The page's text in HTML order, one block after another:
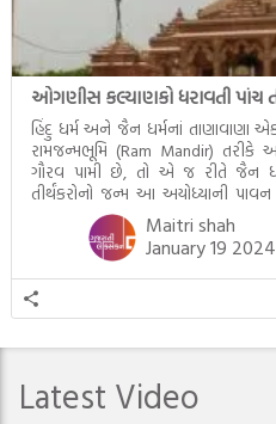
હિંદુ ધર્મ અને જૈન ધર્મનાં તાણાવાણા
રામજન્મભૂમિ (Ram Mandir) તરીકે
ગૌરવ પામી છે, તો એ જ રીતે જૈન
તીર્થંકરોનો જન્મ આ અયોધ્યાની
તીર્થંકરોમાંથી પાંચ-પાંચ તીર્થંકરોનાં
જીવનની ચ્યવન(માતાના […]
Maitri shah
January 19 2024
Latest Video